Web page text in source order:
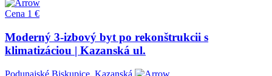
Cena 1 €
Moderný 3-izbový byt po rekonštrukcii s
klimatizáciou | Kazanská ul.
Podunajské Biskupice, Kazanská